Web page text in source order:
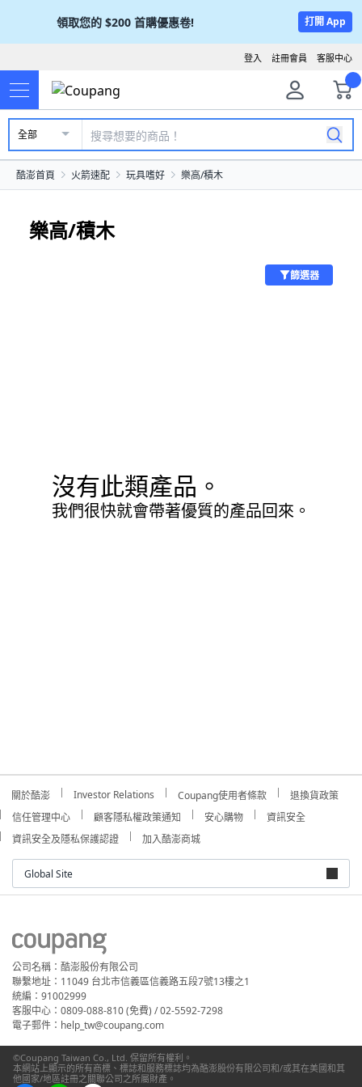
領取您的 $200 首購優惠卷! 打開 App
客服中心
註冊會員
登入
全部
酷澎首頁 火箭速配 玩具嗜好 樂高/積木
樂高/積木
篩選器
沒有此類產品。
我們很快就會帶著優質的產品回來。
關於酷澎 Investor Relations Coupang使用者條款
退換貨政策
信任管理中心
顧客隱私權政策通知 安心購物
資訊安全
資訊安全及隱私保護認證
加入酷澎商城
Global Site
公司名稱：酷澎股份有限公司
聯繫地址：11049 台北市信義區信義路五段7號13樓之1
統編：91002999
客服中心：0809-088-810 (免費) / 02-5592-7298
電子郵件：help_tw@coupang.com
©Coupang Taiwan Co., Ltd. 保留所有權利。
本網站上顯示的所有商標、標誌和服務標誌均為酷澎股份有限公司和/或其在美國和其
他國家/地區註冊之關聯公司之所屬財產。